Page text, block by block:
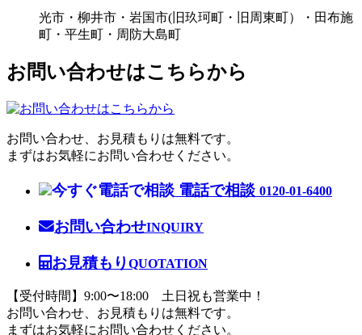
光市・柳井市・岩国市(旧玖珂町・旧周東町）・田布施
町・平生町・周防大島町
お問い合わせはこちらから
お問い合わせ、お見積もりは無料です。
まずはお気軽にお問い合わせください。
電話で相談 0120-01-6400
お問い合わせINQUIRY
お見積もり QUOTATION
【受付時間】9:00〜18:00 土日祝も営業中！
お問い合わせ、お見積もりは無料です。
まずはお気軽にお問い合わせください。